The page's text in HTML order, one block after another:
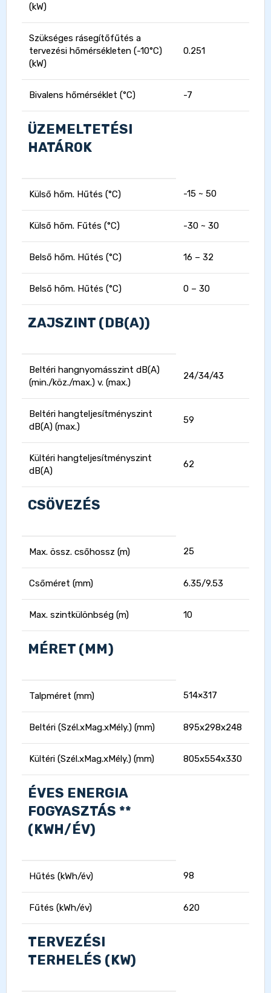
(kW)
Szükséges rásegítőfűtés a
tervezési hőmérsékleten (-10°C)
(kW)
0.251
Bivalens hőmérséklet (°C) -7
ÜZEMELTETÉSI
HATÁROK
Külső hőm. Hűtés (°C) -15 ~ 50
Külső hőm. Fűtés (°C) -30 ~ 30
Belső hőm. Hűtés (°C) 16 – 32
Belső hőm. Hűtés (°C) 0 – 30
ZAJSZINT (DB(A))
Beltéri hangnyomásszint dB(A)
(min./köz./max.) v. (max.)
24/34/43
Beltéri hangteljesítményszint
dB(A) (max.)
59
Kültéri hangteljesítményszint
dB(A)
62
CSÖVEZÉS
Max. össz. csőhossz (m) 25
Csőméret (mm) 6.35/9.53
Max. szintkülönbség (m) 10
MÉRET (MM)
Talpméret (mm) 514×317
Beltéri (Szél.xMag.xMély.) (mm) 895x298x248
Kültéri (Szél.xMag.xMély.) (mm) 805x554x330
ÉVES ENERGIA
FOGYASZTÁS **
(KWH/ÉV)
Hűtés (kWh/év) 98
Fűtés (kWh/év) 620
TERVEZÉSI
TERHELÉS (KW)